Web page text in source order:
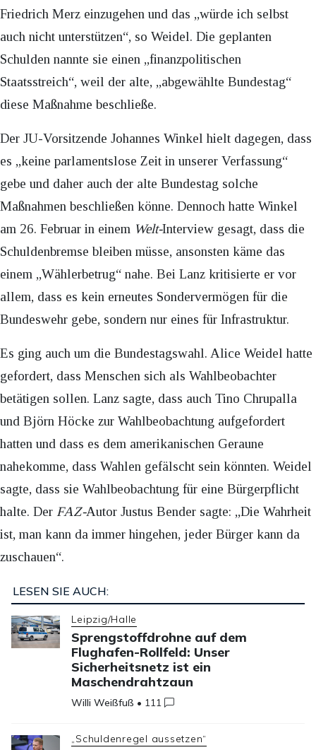
Friedrich Merz einzugehen und das „würde ich selbst
auch nicht unterstützen“, so Weidel. Die geplanten
Schulden nannte sie einen „finanzpolitischen
Staatsstreich“, weil der alte, „abgewählte Bundestag“
diese Maßnahme beschließe.
Der JU-Vorsitzende Johannes Winkel hielt dagegen, dass
es „keine parlamentslose Zeit in unserer Verfassung“
gebe und daher auch der alte Bundestag solche
Maßnahmen beschließen könne. Dennoch hatte Winkel
am 26. Februar in einem Welt-Interview gesagt, dass die
Schuldenbremse bleiben müsse, ansonsten käme das
einem „Wählerbetrug“ nahe. Bei Lanz kritisierte er vor
allem, dass es kein erneutes Sondervermögen für die
Bundeswehr gebe, sondern nur eines für Infrastruktur.
Es ging auch um die Bundestagswahl. Alice Weidel hatte
gefordert, dass Menschen sich als Wahlbeobachter
betätigen sollen. Lanz sagte, dass auch Tino Chrupalla
und Björn Höcke zur Wahlbeobachtung aufgefordert
hatten und dass es dem amerikanischen Geraune
nahekomme, dass Wahlen gefälscht sein könnten. Weidel
sagte, dass sie Wahlbeobachtung für eine Bürgerpflicht
halte. Der FAZ-Autor Justus Bender sagte: „Die Wahrheit
ist, man kann da immer hingehen, jeder Bürger kann da
zuschauen“.
LESEN SIE AUCH:
Leipzig/Halle
Sprengstoffdrohne auf dem
Flughafen-Rollfeld: Unser
Sicherheitsnetz ist ein
Maschendrahtzaun
Willi Weißfuß • 111
„Schuldenregel aussetzen“